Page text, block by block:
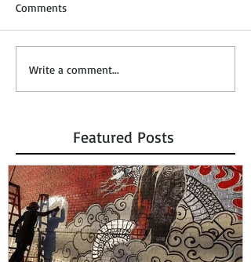
Comments
Write a comment...
Featured Posts